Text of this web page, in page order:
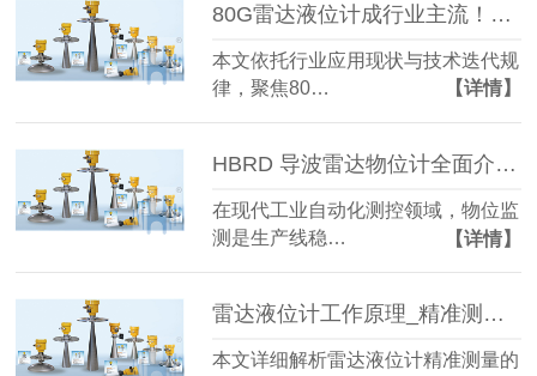
80G雷达液位计成行业主流！国产雷达液位计五大发展趋势解析
本文依托行业应用现状与技术迭代规
律，聚焦80…
【详情】
HBRD 导波雷达物位计全面介绍、应用场景及核心优势
在现代工业自动化测控领域，物位监
测是生产线稳…
【详情】
雷达液位计工作原理_精准测量储罐液位的方法-毫米级精度保障
本文详细解析雷达液位计精准测量的